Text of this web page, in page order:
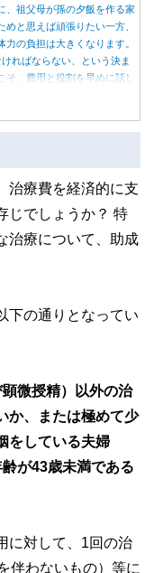
、祖父母が孫の夕飯を作る家
めと思えば頑張りたい一方、
の負担は大きくなります。
ればならない、という決ま
そ、費用と役割を早めに話し
治療費を経済的に支
じでしょうか？ 特
治療について、助成
下の通りとなってい
顕微授精）以外の治
か、または極めて少
をしている夫婦
が43歳未満である
に対して、1回の治
伴わないもの）等に